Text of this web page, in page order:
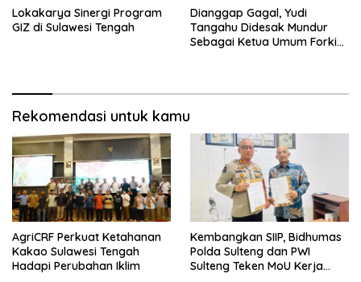
Lokakarya Sinergi Program
GIZ di Sulawesi Tengah
Dianggap Gagal, Yudi
Tangahu Didesak Mundur
Sebagai Ketua Umum Forki
Rekomendasi untuk kamu
AgriCRF Perkuat Ketahanan
Kakao Sulawesi Tengah
Hadapi Perubahan Iklim
Kembangkan SIIP, Bidhumas
Polda Sulteng dan PWI
Sulteng Teken MoU Kerja